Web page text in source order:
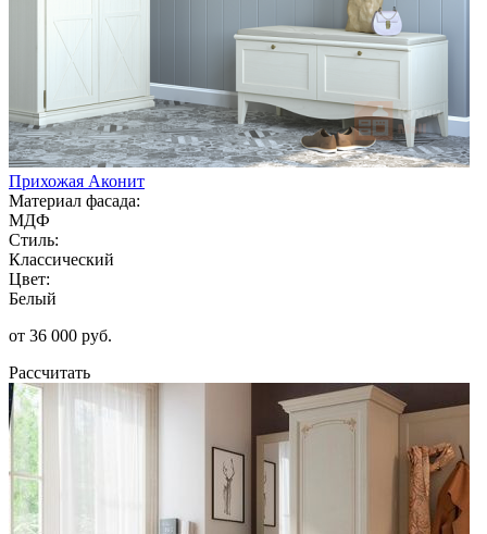
Прихожая Аконит
Материал фасада:
МДФ
Стиль:
Классический
Цвет:
Белый
от 36 000 руб.
Рассчитать